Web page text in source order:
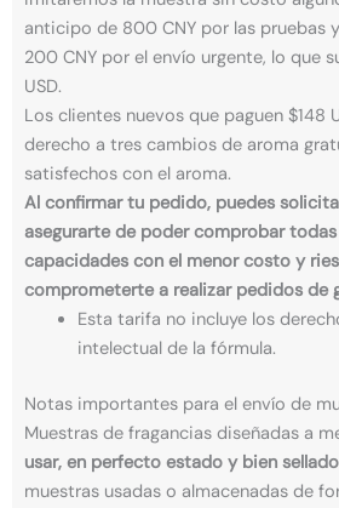
anticipo de 800 CNY por las pruebas
200 CNY por el envío urgente, lo que
USD.
Los clientes nuevos que paguen $148
derecho a tres cambios de aroma
satisfechos con el aroma.
Al confirmar tu pedido, puedes
asegurarte de poder comprobar
capacidades con el menor costo y
comprometerte a realizar pedidos de
Esta tarifa no incluye los
intelectual de la fórmula.
Notas importantes para el envío de
Muestras de fragancias diseñadas a
usar, en perfecto estado y bien
muestras usadas o almacenadas de